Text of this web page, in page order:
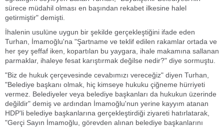
sürece müdahil olması en başından rekabet ilkesine halel
getirmiştir" demişti.
İhalenin usulüne uygun bir şekilde gerçekleştiğini ifade eden
Turhan, İmamoğlu'na "Şartname ve teklif edilen rakamlar ortada ve
her şey şeffaf iken, kopartılan bu yaygara, ihale makamına sallanan
parmaklar, ihaleye fesat karıştırmak değilse nedir?" diye sormuştu.
"Biz de hukuk çerçevesinde cevabımızı vereceğiz" diyen Turhan,
"Belediye başkanı olmak, hiç kimseye hukuku çiğneme hürriyeti
vermez. Belediyeler veya belediye başkanları da hukukun üzerinde
değildir" demiş ve ardından İmamoğlu'nun yerine kayyım atanan
HDP'li belediye başkanlarına gerçekleştirdiği ziyareti hatırlatarak,
"Gerçi Sayın İmamoğlu, görevden alınan belediye başkanlarını